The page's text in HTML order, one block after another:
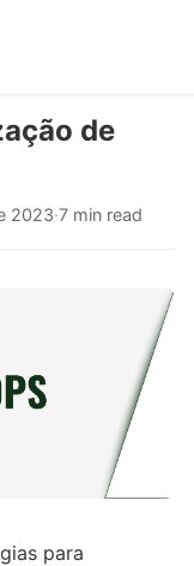
de
2023·7 min read
para